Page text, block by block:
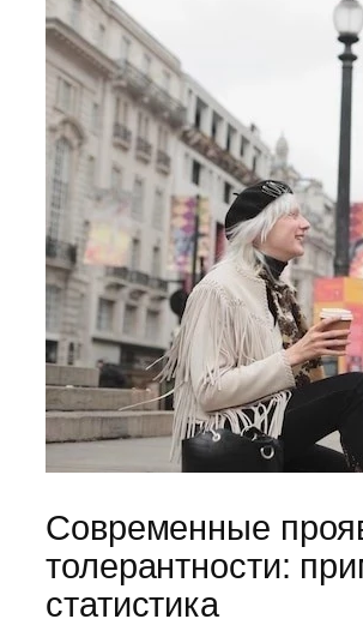
Современные
толерантности:
статистика